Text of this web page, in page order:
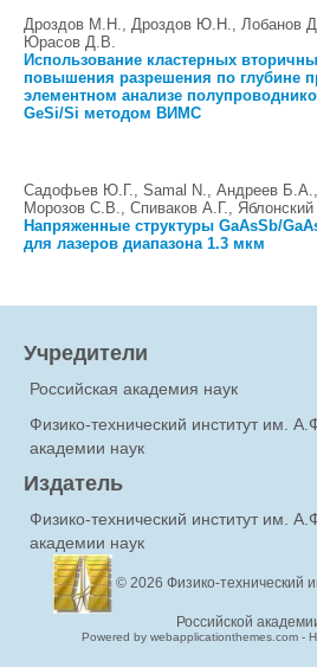
Дроздов М.Н., Дроздов Ю.Н., Лобанов
Юрасов Д.В.
Использование кластерных
повышения разрешения по глубине
элементном анализе
GeSi/Si методом ВИМС
Садофьев Ю.Г., Samal N., Андреев
Морозов С.В., Спиваков А.Г.,
Напряженные структуры GaAsSb/
для лазеров диапазона 1.3 мкм
Учредители
Российская академия наук
Физико-технический институт им.
академии наук
Издатель
Физико-технический институт им.
академии наук
© 2026 Физико-технический
Российской
Powered by webapplicationthemes.com -